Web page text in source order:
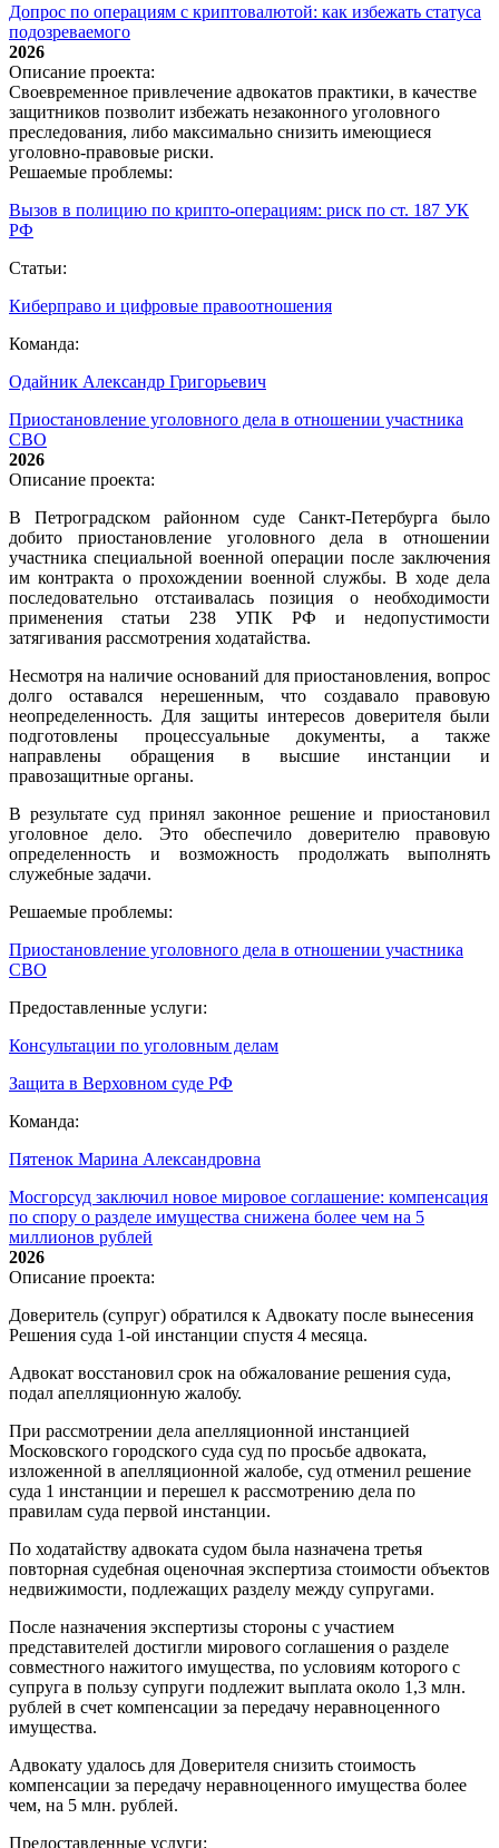
Допрос по операциям с криптовалютой: как избежать статуса
подозреваемого
2026
Описание проекта:
Своевременное привлечение адвокатов практики, в качестве
защитников позволит избежать незаконного уголовного
преследования, либо максимально снизить имеющиеся
уголовно-правовые риски.
Решаемые проблемы:
Вызов в полицию по крипто‑операциям: риск по ст. 187 УК
РФ
Статьи:
Киберправо и цифровые правоотношения
Команда:
Одайник Александр Григорьевич
Приостановление уголовного дела в отношении участника
СВО
2026
Описание проекта:
В Петроградском районном суде Санкт-Петербурга было
добито приостановление уголовного дела в отношении
участника специальной военной операции после заключения
им контракта о прохождении военной службы. В ходе дела
последовательно отстаивалась позиция о необходимости
применения статьи 238 УПК РФ и недопустимости
затягивания рассмотрения ходатайства.
Несмотря на наличие оснований для приостановления, вопрос
долго оставался нерешенным, что создавало правовую
неопределенность. Для защиты интересов доверителя были
подготовлены процессуальные документы, а также
направлены обращения в высшие инстанции и
правозащитные органы.
В результате суд принял законное решение и приостановил
уголовное дело. Это обеспечило доверителю правовую
определенность и возможность продолжать выполнять
служебные задачи.
Решаемые проблемы:
Приостановление уголовного дела в отношении участника
СВО
Предоставленные услуги:
Консультации по уголовным делам
Защита в Верховном суде РФ
Команда:
Пятенок Марина Александровна
Мосгорсуд заключил новое мировое соглашение: компенсация
по спору о разделе имущества снижена более чем на 5
миллионов рублей
2026
Описание проекта:
Доверитель (супруг) обратился к Адвокату после вынесения
Решения суда 1-ой инстанции спустя 4 месяца.
Адвокат восстановил срок на обжалование решения суда,
подал апелляционную жалобу.
При рассмотрении дела апелляционной инстанцией
Московского городского суда суд по просьбе адвоката,
изложенной в апелляционной жалобе, суд отменил решение
суда 1 инстанции и перешел к рассмотрению дела по
правилам суда первой инстанции.
По ходатайству адвоката судом была назначена третья
повторная судебная оценочная экспертиза стоимости объектов
недвижимости, подлежащих разделу между супругами.
После назначения экспертизы стороны с участием
представителей достигли мирового соглашения о разделе
совместного нажитого имущества, по условиям которого с
супруга в пользу супруги подлежит выплата около 1,3 млн.
рублей в счет компенсации за передачу неравноценного
имущества.
Адвокату удалось для Доверителя снизить стоимость
компенсации за передачу неравноценного имущества более
чем, на 5 млн. рублей.
Предоставленные услуги: